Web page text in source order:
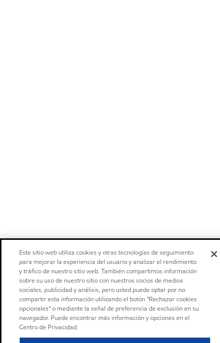
Este sitio web utiliza cookies y otras tecnologías de seguimiento
para mejorar la experiencia del usuario y analizar el rendimiento
y tráfico de nuestro sitio web. También compartimos información
sobre su uso de nuestro sitio con nuestros socios de medios
sociales, publicidad y análisis, pero usted puede optar por no
compartir esta información utilizando el botón "Rechazar cookies
opcionales" o mediante la señal de preferencia de exclusión en su
navegador. Puede encontrar más información y opciones en el
Centro de Privacidad.